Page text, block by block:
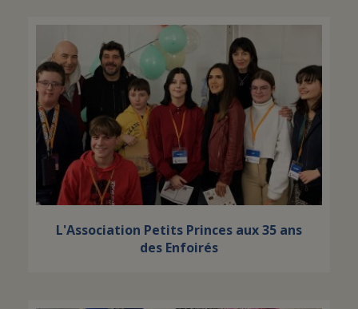
L'Association Petits Princes aux 35 ans
des Enfoirés